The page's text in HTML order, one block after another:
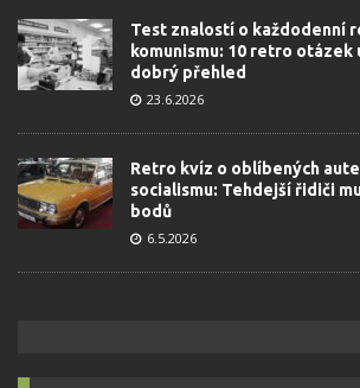
Test znalostí o každodenní
komunismu: 10 retro otázek
dobrý přehled
23.6.2026
Retro kvíz o oblíbených
socialismu: Tehdejší řidiči
bodů
6.5.2026